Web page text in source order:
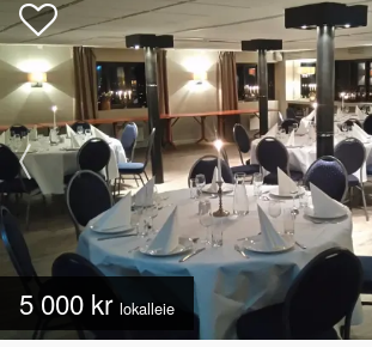
5 000 kr lokalleie